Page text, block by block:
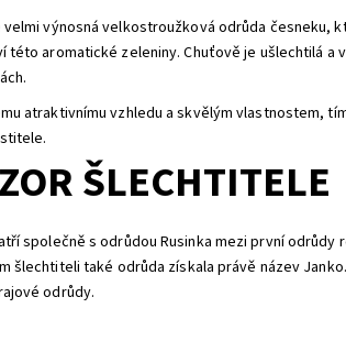
velmi výnosná velkostroužková odrůda
této aromatické zeleniny. Chuťově je ušlechtilá a
atraktivnímu vzhledu a skvělým vlastnostem,
ŠLECHTITELE
společně s odrůdou Rusinka mezi první odrůdy
šlechtiteli také odrůda získala právě název
odrůdy.